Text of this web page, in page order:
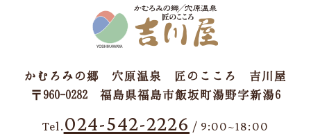
かむろみの郷 穴原温泉 匠のこころ 吉川屋
〒960-0282 福島県福島市飯坂町湯野字新湯6
Tel. 024-542-2226 / 9:00~18:00